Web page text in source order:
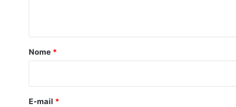
r
*
Nome *
E-mail *